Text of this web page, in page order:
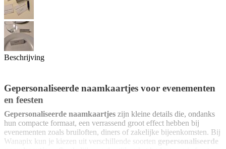
Beschrijving
Gepersonaliseerde naamkaartjes voor evenementen
en feesten
Gepersonaliseerde naamkaartjes zijn kleine details die, ondanks
hun compacte formaat, een verrassend groot effect hebben bij
evenementen zoals bruiloften, diners of zakelijke bijeenkomsten. Bij
Wanapix kun je kiezen uit verschillende soorten gepersonaliseerde